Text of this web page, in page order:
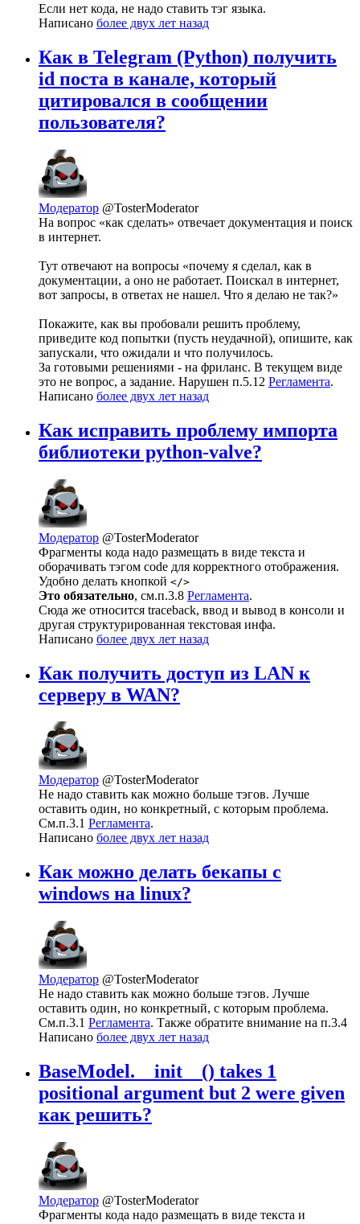
Если нет кода, не надо ставить тэг языка.
Написано более двух лет назад
Как в Telegram (Python) получить
id поста в канале, который
цитировался в сообщении
пользователя?
Модератор @TosterModerator
На вопрос «как сделать» отвечает документация и поиск
в интернет.
Тут отвечают на вопросы «почему я сделал, как в
документации, а оно не работает. Поискал в интернет,
вот запросы, в ответах не нашел. Что я делаю не так?»
Покажите, как вы пробовали решить проблему,
приведите код попытки (пусть неудачной), опишите, как
запускали, что ожидали и что получилось.
За готовыми решениями - на фриланс. В текущем виде
это не вопрос, а задание. Нарушен п.5.12 Регламента.
Написано более двух лет назад
Как исправить проблему импорта
библиотеки python-valve?
Модератор @TosterModerator
Фрагменты кода надо размещать в виде текста и
оборачивать тэгом code для корректного отображения.
Удобно делать кнопкой </>
Это обязательно, см.п.3.8 Регламента.
Сюда же относится traceback, ввод и вывод в консоли и
другая структурированная текстовая инфа.
Написано более двух лет назад
Как получить доступ из LAN к
серверу в WAN?
Модератор @TosterModerator
Не надо ставить как можно больше тэгов. Лучше
оставить один, но конкретный, с которым проблема.
См.п.3.1 Регламента.
Написано более двух лет назад
Как можно делать бекапы с
windows на linux?
Модератор @TosterModerator
Не надо ставить как можно больше тэгов. Лучше
оставить один, но конкретный, с которым проблема.
См.п.3.1 Регламента. Также обратите внимание на п.3.4
Написано более двух лет назад
BaseModel.__init__() takes 1
positional argument but 2 were given
как решить?
Модератор @TosterModerator
Фрагменты кода надо размещать в виде текста и